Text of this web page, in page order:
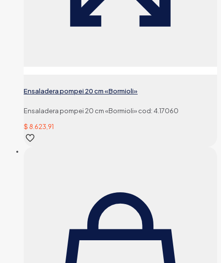
Ensaladera pompei 20 cm «Bormioli»
Ensaladera pompei 20 cm «Bormioli» cod: 4.17060
$ 8.623,91